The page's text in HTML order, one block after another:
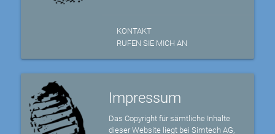
KONTAKT
RUFEN SIE MICH AN
Impressum
Das Copyright für sämtliche Inhalte
dieser Website liegt bei Simtech AG,